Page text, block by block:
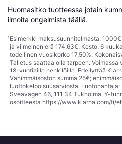
Huomasitko tuotteessa jotain
ilmoita ongelmista täällä.
¹Esimerkki maksusuunnitelmasta:
ja viimeinen erä 174,63€. Kesto: 6
todellinen vuosikorko 17,50%.
Talletus saattaa olla tarpeen. Voimassa
18-vuotiaille henkilöille. Edellyttää
Vähimmäisoston summa 25€;
luottokelpoisuusarviosta. Luotonantaja:
Sveavägen 46, 111 34 Tukholma, Y-
osoitteesta https://www.klarna.com/fi/